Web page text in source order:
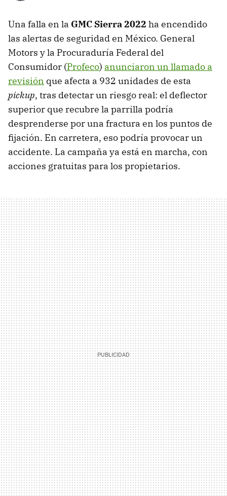
Una falla en la GMC Sierra 2022 ha encendido
las alertas de seguridad en México. General
Motors y la Procuraduría Federal del
Consumidor (Profeco) anunciaron un llamado a
revisión que afecta a 932 unidades de esta
pickup, tras detectar un riesgo real: el deflector
superior que recubre la parrilla podría
desprenderse por una fractura en los puntos de
fijación. En carretera, eso podría provocar un
accidente. La campaña ya está en marcha, con
acciones gratuitas para los propietarios.